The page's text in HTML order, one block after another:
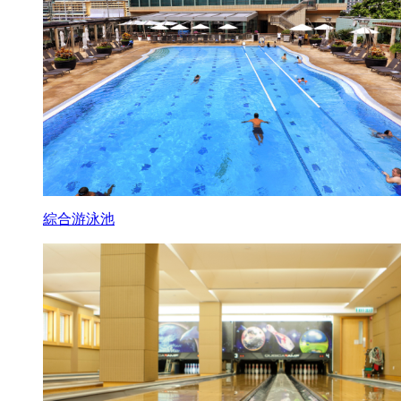
綜合游泳池